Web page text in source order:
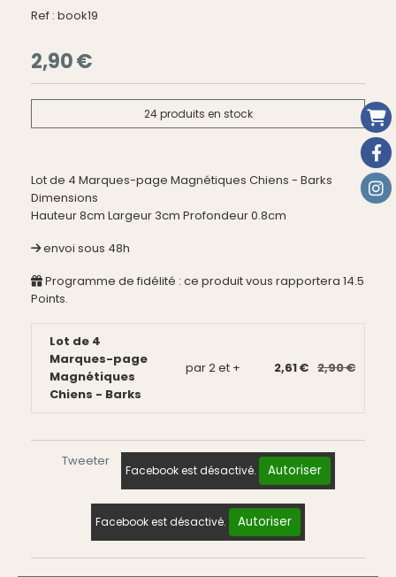
Ref : book19
2,90€
24produits en stock
Lot de 4 Marques-page Magnétiques Chiens - Barks
Dimensions
Hauteur 8cm Largeur 3cm Profondeur 0.8cm
envoi sous 48h
Programme de fidélité : ce produit vous rapportera 14.5
Points.
Lot de 4
Marques-page
Magnétiques
Chiens - Barks
par 2 et + 2,61 € 2,90 €
Tweeter
Facebook est désactivé. Autoriser
Facebook est désactivé. Autoriser